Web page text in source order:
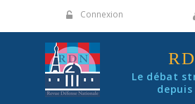
Connexion
Le débat
depuis